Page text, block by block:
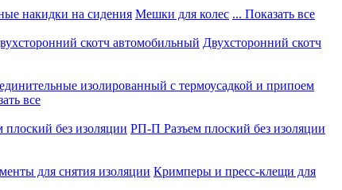
накидки на сидения Мешки для колес ... Показать все
скотч автомобильный Двухсторонний скотч
изолированный с термоусадкой и припоем
все
без изоляции РП-П Разъем плоский без изоляции
для снятия изоляции Кримперы и пресс-клещи для